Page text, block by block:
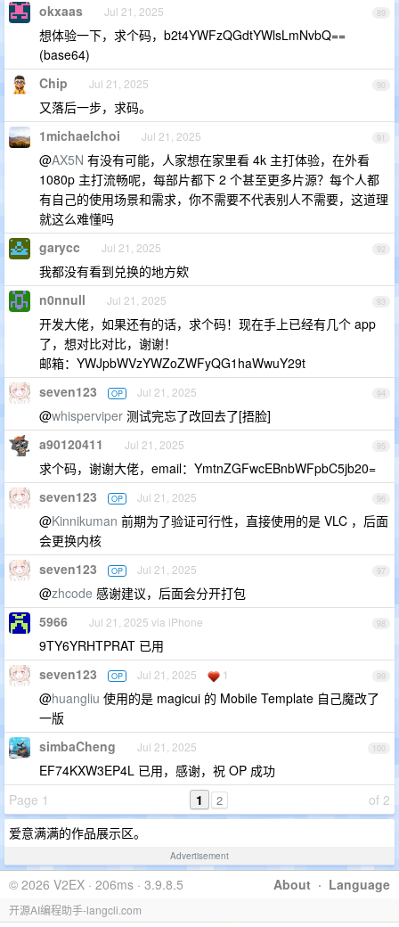
89
okxaas Jul 21, 2025
想体验一下，求个码，b2t4YWFzQGdtYWlsLmNvbQ==
(base64)
90
Chip Jul 21, 2025
又落后一步，求码。
91
1michaelchoi Jul 21, 2025
@AX5N 有没有可能，人家想在家里看 4k 主打体验，在外看
1080p 主打流畅呢，每部片都下 2 个甚至更多片源？每个人都
有自己的使用场景和需求，你不需要不代表别人不需要，这道理
就这么难懂吗
92
garycc Jul 21, 2025
我都没有看到兑换的地方欸
93
n0nnull Jul 21, 2025
开发大佬，如果还有的话，求个码！现在手上已经有几个 app
了，想对比对比，谢谢！
邮箱：YWJpbWVzYWZoZWFyQG1haWwuY29t
94
seven123 OP Jul 21, 2025
@whisperviper 测试完忘了改回去了[捂脸]
95
a90120411 Jul 21, 2025
求个码，谢谢大佬，email：YmtnZGFwcEBnbWFpbC5jb20=
96
seven123 OP Jul 21, 2025
@Kinnikuman 前期为了验证可行性，直接使用的是 VLC ，后面
会更换内核
97
seven123 OP Jul 21, 2025
@zhcode 感谢建议，后面会分开打包
98
5966 Jul 21, 2025 via iPhone
9TY6YRHTPRAT 已用
99
seven123 OP Jul 21, 2025 1
@huangliu 使用的是 magicui 的 Mobile Template 自己魔改了
一版
100
simbaCheng Jul 21, 2025
EF74KXW3EP4L 已用，感谢，祝 OP 成功
Page 1
of 2
1 2
爱意满满的作品展示区。
Advertisement
About · Language
© 2026 V2EX · 206ms · 3.9.8.5
开源AI编程助手-langcli.com